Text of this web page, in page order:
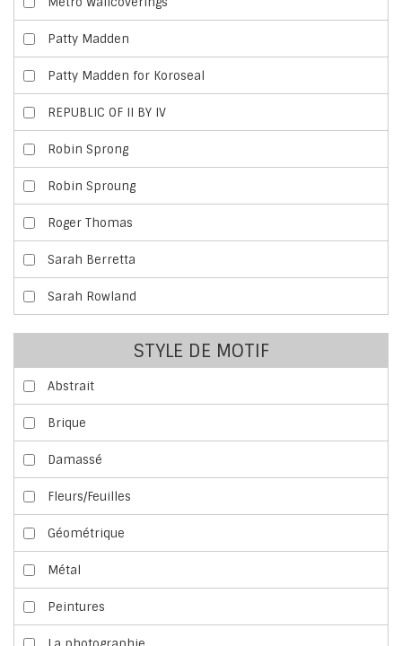
Patty Madden
Patty Madden for Koroseal
REPUBLIC OF II BY IV
Robin Sprong
Robin Sproung
Roger Thomas
Sarah Berretta
Sarah Rowland
STYLE DE MOTIF
Abstrait
Brique
Damassé
Fleurs/Feuilles
Géométrique
Métal
Peintures